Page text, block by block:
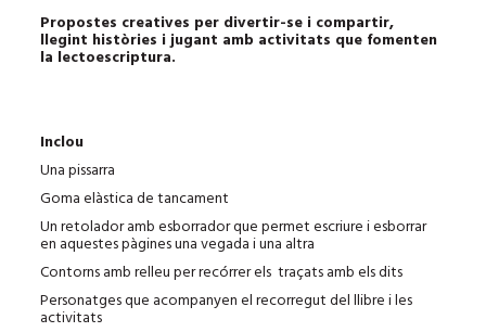
Propostes creatives per divertir-se i compartir,
llegint històries i jugant amb activitats que fomenten
la lectoescriptura.
Inclou
Una pissarra
Goma elàstica de tancament
Un retolador amb esborrador que permet escriure i esborrar
en aquestes pàgines una vegada i una altra
Contorns amb relleu per recórrer els traçats amb els dits
Personatges que acompanyen el recorregut del llibre i les
activitats